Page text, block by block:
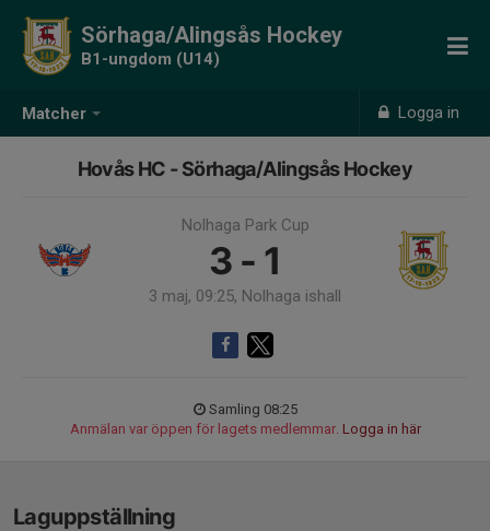
Matcher Logga in
Sörhaga/Alingsås Hockey
B1-ungdom (U14)
Hovås HC - Sörhaga/Alingsås Hockey
Nolhaga Park Cup
3 - 1
3 maj, 09:25, Nolhaga ishall
Samling 08:25
Anmälan var öppen för lagets medlemmar. Logga in här
Laguppställning